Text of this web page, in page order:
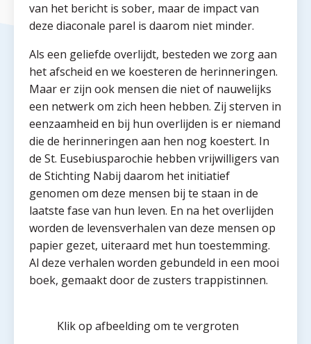
van het bericht is sober, maar de impact van
deze diaconale parel is daarom niet minder.
Als een geliefde overlijdt, besteden we zorg aan
het afscheid en we koesteren de herinneringen.
Maar er zijn ook mensen die niet of nauwelijks
een netwerk om zich heen hebben. Zij sterven in
eenzaamheid en bij hun overlijden is er niemand
die de herinneringen aan hen nog koestert. In
de St. Eusebiusparochie hebben vrijwilligers van
de Stichting Nabij daarom het initiatief
genomen om deze mensen bij te staan in de
laatste fase van hun leven. En na het overlijden
worden de levensverhalen van deze mensen op
papier gezet, uiteraard met hun toestemming.
Al deze verhalen worden gebundeld in een mooi
boek, gemaakt door de zusters trappistinnen.
Klik op afbeelding om te vergroten